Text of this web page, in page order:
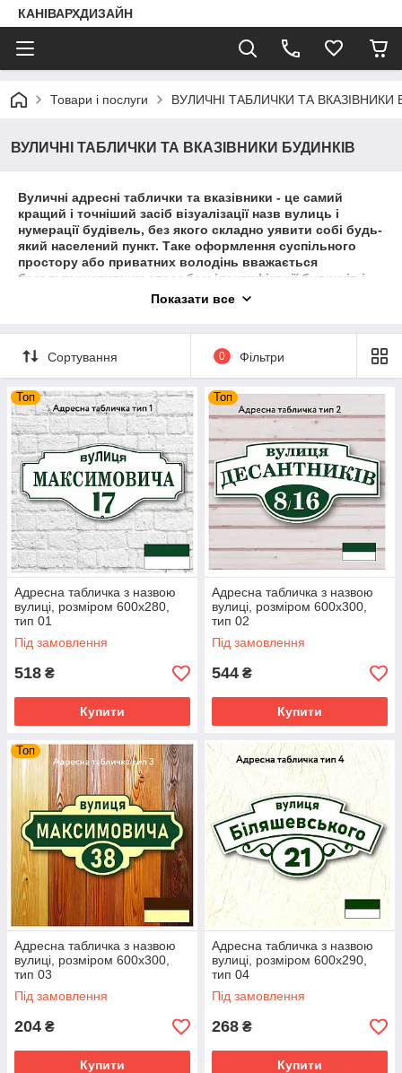
КАНІВАРХДИЗАЙН
Товари і послуги ВУЛИЧНІ ТАБЛИЧКИ ТА ВКАЗІВНИКИ
ВУЛИЧНІ ТАБЛИЧКИ ТА ВКАЗІВНИКИ БУДИНКІВ
Вуличні адресні таблички та вказівники - це самий
кращий і точніший засіб візуалізації назв вулиць і
нумерації будівель, без якого складно уявити собі будь-
який населений пункт. Таке оформлення суспільного
простору або приватних володінь вважається
безальтернативним способом ідентифікації будинків і
вулиць і найбільш ефективним елементом навігації як в
Наша компанія володіє всіма можливостями для
виготовляти таблички вулиць, будинків на високому
рівні. У своїй роботі ми використовуємо сучасне
високотехнологічне фрезерне устаткування і
застосовуємо кращі, перевірені часом матеріали
(пластик ПВХ, плівка, кріпильні елементи і ін.).
Показати все
Сортування 0 Фільтри
Топ
Адресна табличка з назвою
вулиці, розміром 600х280,
тип 01
Під замовлення
518 ₴
Купити
Топ
Адресна табличка з назвою
вулиці, розміром 600х300,
тип 02
Під замовлення
544 ₴
Купити
Топ
Адресна табличка з назвою
вулиці, розміром 600х300,
тип 03
Під замовлення
204 ₴
Купити
Адресна табличка з назвою
вулиці, розміром 600х290,
тип 04
Під замовлення
268 ₴
Купити